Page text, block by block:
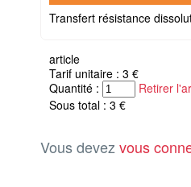
Transfert résistance
article
Tarif unitaire : 3 €
Quantité :
Retirer
Sous total : 3 €
Vous devez vous